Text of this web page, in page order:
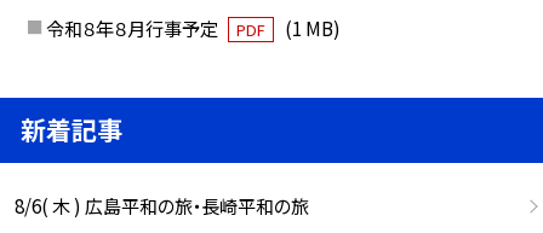
令和８年８月行事予定
PDF (1 MB)
新着記事
8/6( 木 ) 広島平和の旅・長崎平和の旅